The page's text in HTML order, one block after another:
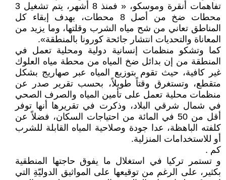
تفاهمات أنقرة وموسكو، « فمنذ 8 أشهر، يتم تشغيل 3
محطات ضخ من أصل 8 محطات، بهدف إبقاء كل
المناطق تعاني من شح مياه الشرب وقلتها، وما يزيد من
المعاناة والتحديات انتشار جائحة كورونا بالمنطقة».
كما وتشكو منظمات إنسانية دولية ومحلية تعمل في
المنطقة من إن بدائل ضخ المياه من محطة مياه العلوك
غير كافية، حيث تقوم بتوزيع المياه عبر صهاريج بشكل
متقطع، وتستغرق وقتاً طويلاً، بحسب تقرير صدر عن
منظمات محلية تعمل على تأمين المياه والصرف الصحي
في شمال شرقي البلاد، وذكرت في تقريرها أنها توفر
أقل من 50 في المائة من احتياجات السكان، فضلاً عن
كلفته الباهظة، عدا جودة وصلاحية المياه القابلة للشرب
أو للاستخدامات المنزلية.
كم .
و تستمر تركيا في استغلال ما يفوق حاجتها المنطقية
بكثير، على الرغم من توقيعها على المواثيق الدوليّةِ التي